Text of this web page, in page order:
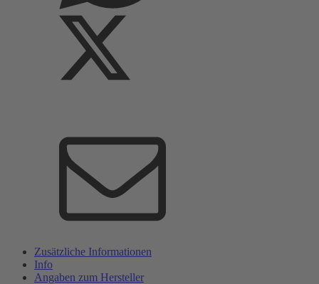
Zusätzliche Informationen
Info
Angaben zum Hersteller